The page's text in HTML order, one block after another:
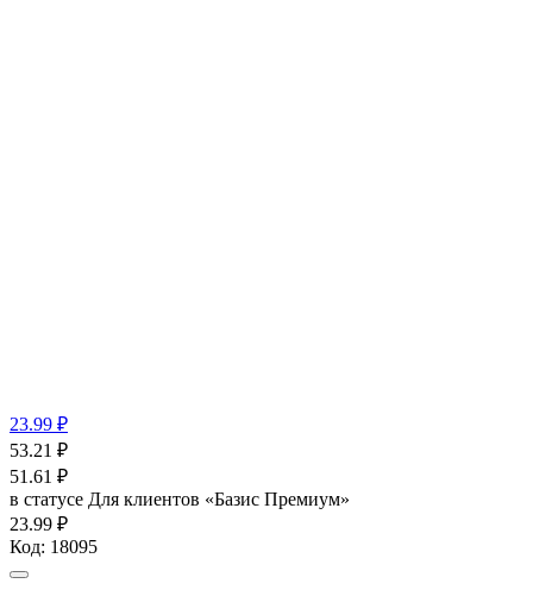
23.99 ₽
53.21 ₽
51.61 ₽
в статусе Для клиентов «Базис Премиум»
23.99 ₽
Код: 18095